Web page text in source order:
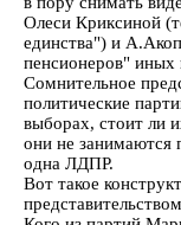
Олеси Криксиной
единства") и
пенсионеров" иных
Сомнительное
политические
выборах, стоит ли
они не занимаются
одна ЛДПР.
Вот такое